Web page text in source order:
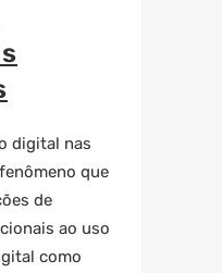
digital nas
que
de
ao uso
como